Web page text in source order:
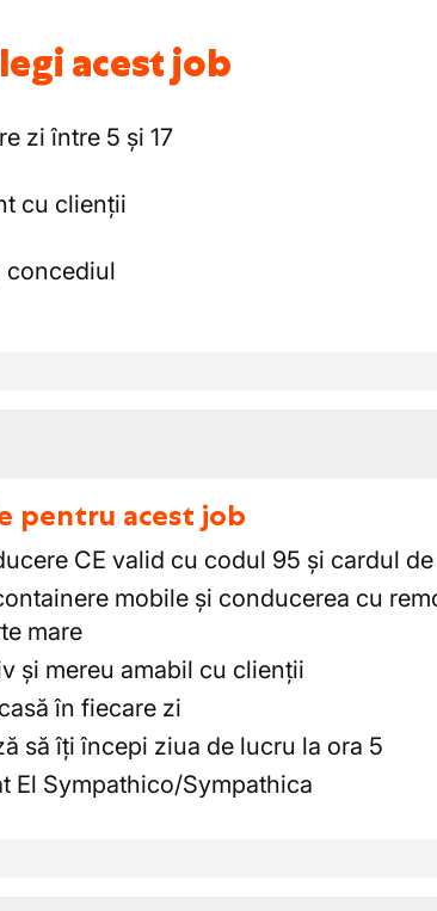
acest job
zi între 5 și 17
cu clienții
concediul
pentru acest job
CE valid cu codul 95 și cardul
mobile și conducerea cu
mare
și mereu amabil cu clienții
în fiecare zi
să îți începi ziua de lucru la ora 5
El Sympathico/Sympathica